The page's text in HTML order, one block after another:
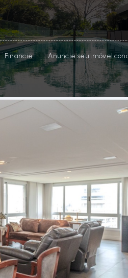
Financie Anuncie seu imóvel